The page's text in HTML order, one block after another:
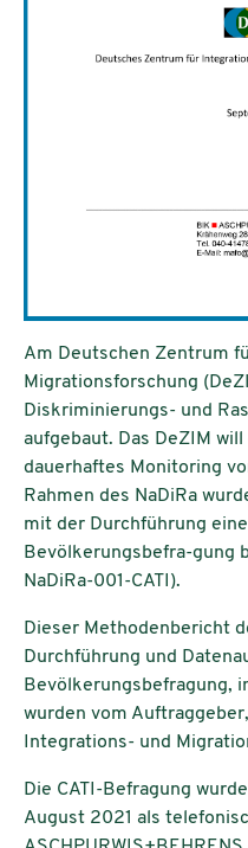
Am Deutschen Zentrum
Migrationsforschung
Diskriminierungs- und
aufgebaut. Das DeZIM
dauerhaftes Monitoring
Rahmen des NaDiRa
mit der Durchführung
Bevölkerungsbefra-gung
NaDiRa-001-CATI).
Dieser Methodenbericht
Durchführung und
Bevölkerungsbefragung,
wurden vom
Integrations- und
Die CATI-Befragung
August 2021 als